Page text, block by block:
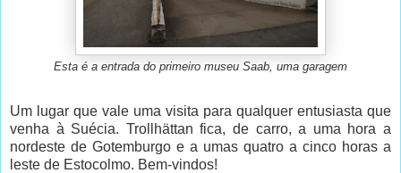
Esta é a entrada do primeiro museu Saab, uma garagem
Um lugar que vale uma visita para qualquer entusiasta que
venha à Suécia. Trollhättan fica, de carro, a uma hora a
nordeste de Gotemburgo e a umas quatro a cinco horas a
leste de Estocolmo. Bem-vindos!